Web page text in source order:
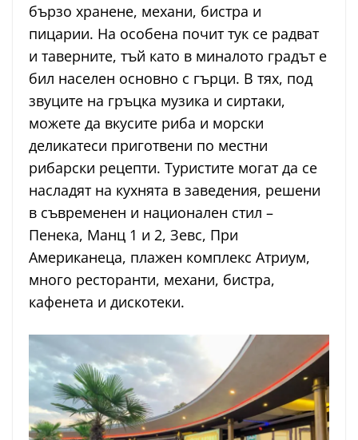
бързо хранене, механи, бистра и
пицарии. На особена почит тук се радват
и таверните, тъй като в миналото градът е
бил населен основно с гърци. В тях, под
звуците на гръцка музика и сиртаки,
можете да вкусите риба и морски
деликатеси приготвени по местни
рибарски рецепти. Туристите могат да се
насладят на кухнята в заведения, решени
в съвременен и национален стил –
Пенека, Манц 1 и 2, Зевс, При
Американеца, плажен комплекс Атриум,
много ресторанти, механи, бистра,
кафенета и дискотеки.